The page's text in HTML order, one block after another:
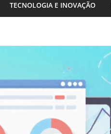
Aplicadas
TECNOLOGIA E INOVAÇÃO